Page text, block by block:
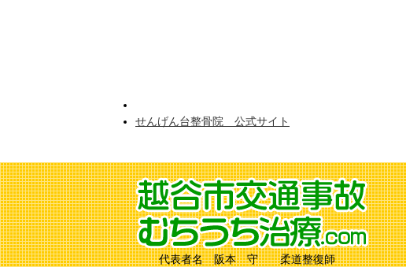
せんげん台整骨院 公式サイト
代表者名 阪本 守 柔道整復師